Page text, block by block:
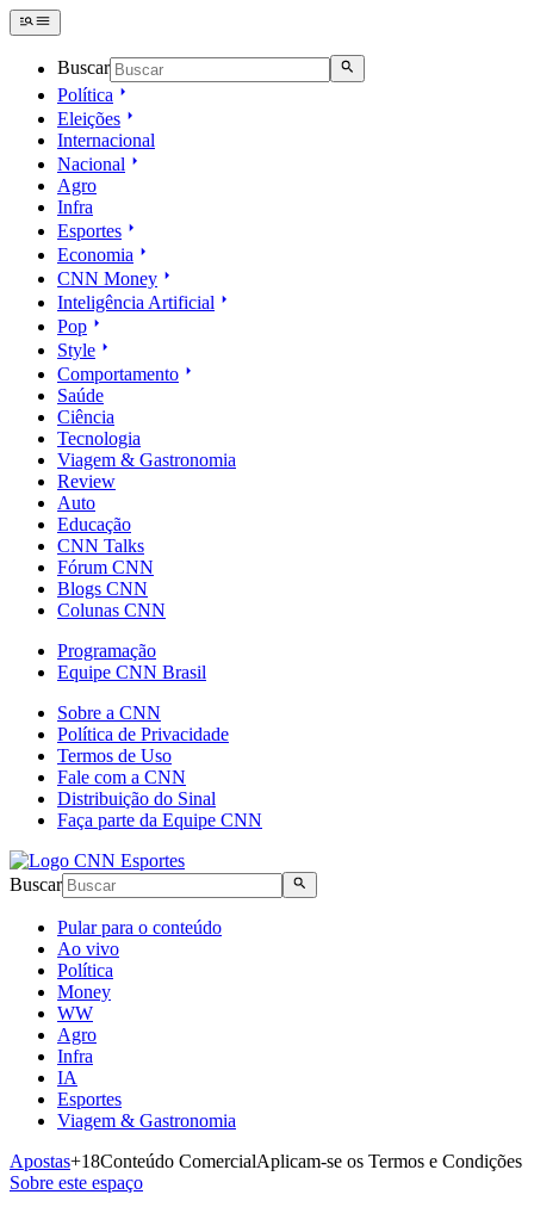
Buscar
Política
Eleições
Internacional
Nacional
Agro
Infra
Esportes
Economia
CNN Money
Inteligência Artificial
Pop
Style
Comportamento
Saúde
Ciência
Tecnologia
Viagem & Gastronomia
Review
Auto
Educação
CNN Talks
Fórum CNN
Blogs CNN
Colunas CNN
Programação
Equipe CNN Brasil
Sobre a CNN
Política de Privacidade
Termos de Uso
Fale com a CNN
Distribuição do Sinal
Faça parte da Equipe CNN
Buscar
Pular para o conteúdo
Ao vivo
Política
Money
WW
Agro
Infra
IA
Esportes
Viagem & Gastronomia
Apostas+18Conteúdo ComercialAplicam-se os Termos e Condições
Sobre este espaço